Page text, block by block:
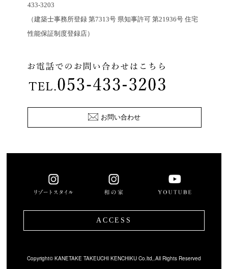
433-3203
（建築士事務所登録 第7313号 県知事許可 第21936号 住宅
性能保証制度登録店）
お問い合わせ
ACCESS
Copyright© KANETAKE TAKEUCHI KENCHIKU Co.ltd,.All Rights Reserved